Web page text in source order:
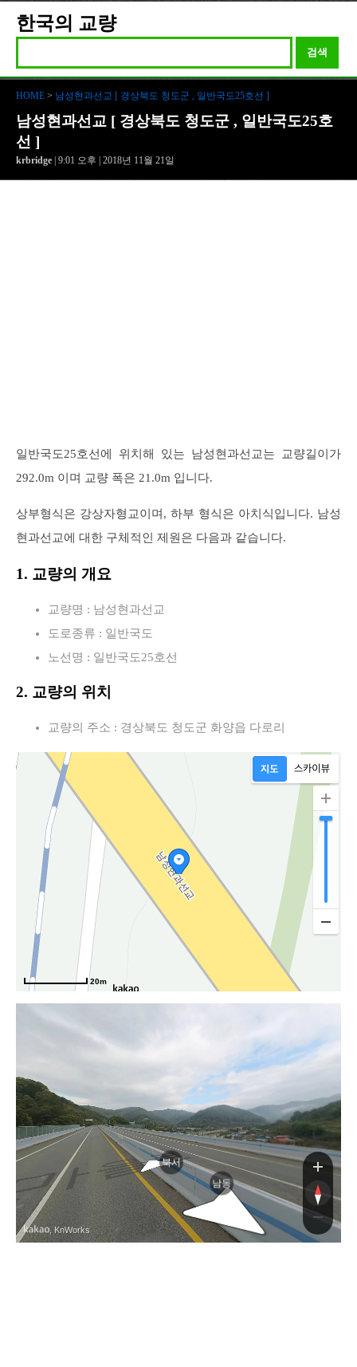
한국의 교량
검색
HOME > 남성현과선교 [ 경상북도 청도군 , 일반국도25호선 ]
남성현과선교 [ 경상북도 청도군 , 일반국도25호
선 ]
krbridge | 9:01 오후 | 2018년 11월 21일
일반국도25호선에 위치해 있는 남성현과선교는 교량길이가
292.0m 이며 교량 폭은 21.0m 입니다.
상부형식은 강상자형교이며, 하부 형식은 아치식입니다. 남성
현과선교에 대한 구체적인 제원은 다음과 같습니다.
1. 교량의 개요
교량명 : 남성현과선교
도로종류 : 일반국도
노선명 : 일반국도25호선
2. 교량의 위치
교량의 주소 : 경상북도 청도군 화양읍 다로리
20m
북서
남동
, KnWorks